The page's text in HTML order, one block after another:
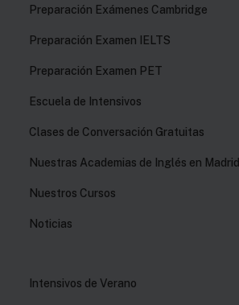
Preparación Exámenes Cambridge
Preparación Examen IELTS
Preparación Examen PET
Escuela de Intensivos
Clases de Conversación Gratuitas
Nuestras Academias de Inglés en Madrid
Nuestros Cursos
Noticias
Intensivos de Verano